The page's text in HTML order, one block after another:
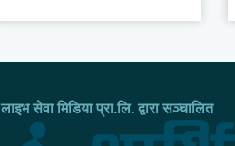
लाइभ सेवा मिडिया प्रा.लि. द्वारा सञ्चालित